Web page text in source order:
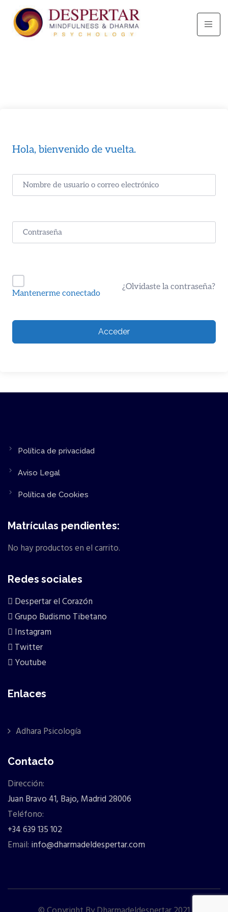
Hola, bienvenido de vuelta.
Mantenerme conectado
¿Olvidaste la contraseña?
Acceder
Política de privacidad
Aviso Legal
Política de Cookies
Matrículas pendientes:
No hay productos en el carrito.
Redes sociales
Despertar el Corazón
Grupo Budismo Tibetano
Instagram
Twitter
Youtube
Enlaces
Adhara Psicología
Contacto
Dirección:
Juan Bravo 41, Bajo, Madrid 28006
Teléfono:
+34 639 135 102
Email: info@dharmadeldespertar.com